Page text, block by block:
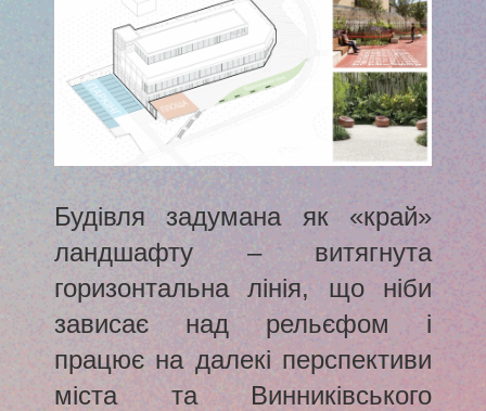
Будівля задумана як «край»
ландшафту – витягнута
горизонтальна лінія, що ніби
зависає над рельєфом і
працює на далекі перспективи
міста та Винниківського